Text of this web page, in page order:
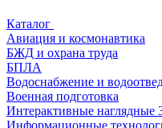
Каталог
Авиация и космонавтика
БЖД и охрана труда
БПЛА
Водоснабжение и
Военная подготовка
Интерактивные наглядные
Информационные